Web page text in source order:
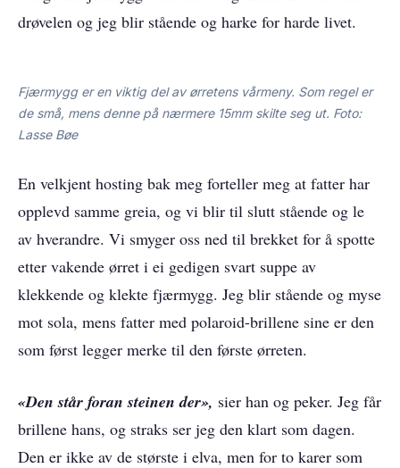
drøvelen og jeg blir stående og harke for harde livet.
Fjærmygg er en viktig del av ørretens vårmeny. Som regel er
de små, mens denne på nærmere 15mm skilte seg ut. Foto:
Lasse Bøe
En velkjent hosting bak meg forteller meg at fatter har
opplevd samme greia, og vi blir til slutt stående og le
av hverandre. Vi smyger oss ned til brekket for å spotte
etter vakende ørret i ei gedigen svart suppe av
klekkende og klekte fjærmygg. Jeg blir stående og myse
mot sola, mens fatter med polaroid-brillene sine er den
som først legger merke til den første ørreten.
«Den står foran steinen der», sier han og peker. Jeg får
brillene hans, og straks ser jeg den klart som dagen.
Den er ikke av de største i elva, men for to karer som